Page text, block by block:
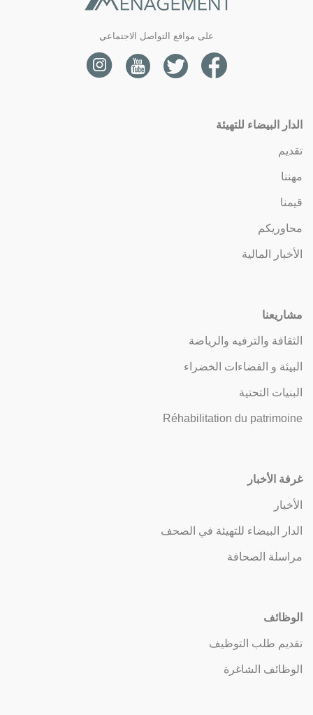
على مواقع التواصل الاجتماعي
الدار البيضاء للتهيئة
تقديم
مهننا
قيمنا
محاوريكم
الأخبار المالية
مشاريعنا
الثقافة والترفيه والرياضة
البيئة و الفضاءات الخضراء
البنيات التحتية
Réhabilitation du patrimoine
غرفة الأخبار
الأخبار
الدار البيضاء للتهيئة في الصحف
مراسلة الصحافة
الوظائف
تقديم طلب التوظيف
الوظائف الشاغرة